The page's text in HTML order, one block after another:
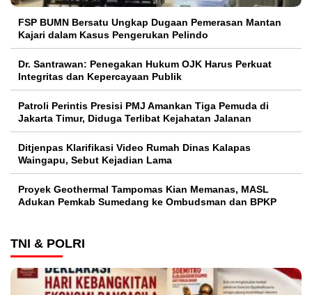
FSP BUMN Bersatu Ungkap Dugaan Pemerasan Mantan
Kajari dalam Kasus Pengerukan Pelindo
Dr. Santrawan: Penegakan Hukum OJK Harus Perkuat
Integritas dan Kepercayaan Publik
Patroli Perintis Presisi PMJ Amankan Tiga Pemuda di
Jakarta Timur, Diduga Terlibat Kejahatan Jalanan
Ditjenpas Klarifikasi Video Rumah Dinas Kalapas
Waingapu, Sebut Kejadian Lama
Proyek Geothermal Tampomas Kian Memanas, MASL
Adukan Pemkab Sumedang ke Ombudsman dan BPKP
TNI & POLRI